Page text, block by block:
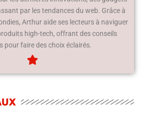
par les tendances du web. Grâce à
Arthur aide ses lecteurs à naviguer
high-tech, offrant des conseils
pour faire des choix éclairés.